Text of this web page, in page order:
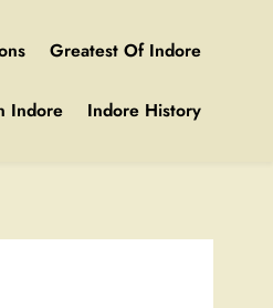
Greatest Of Indore
Indore Indore History